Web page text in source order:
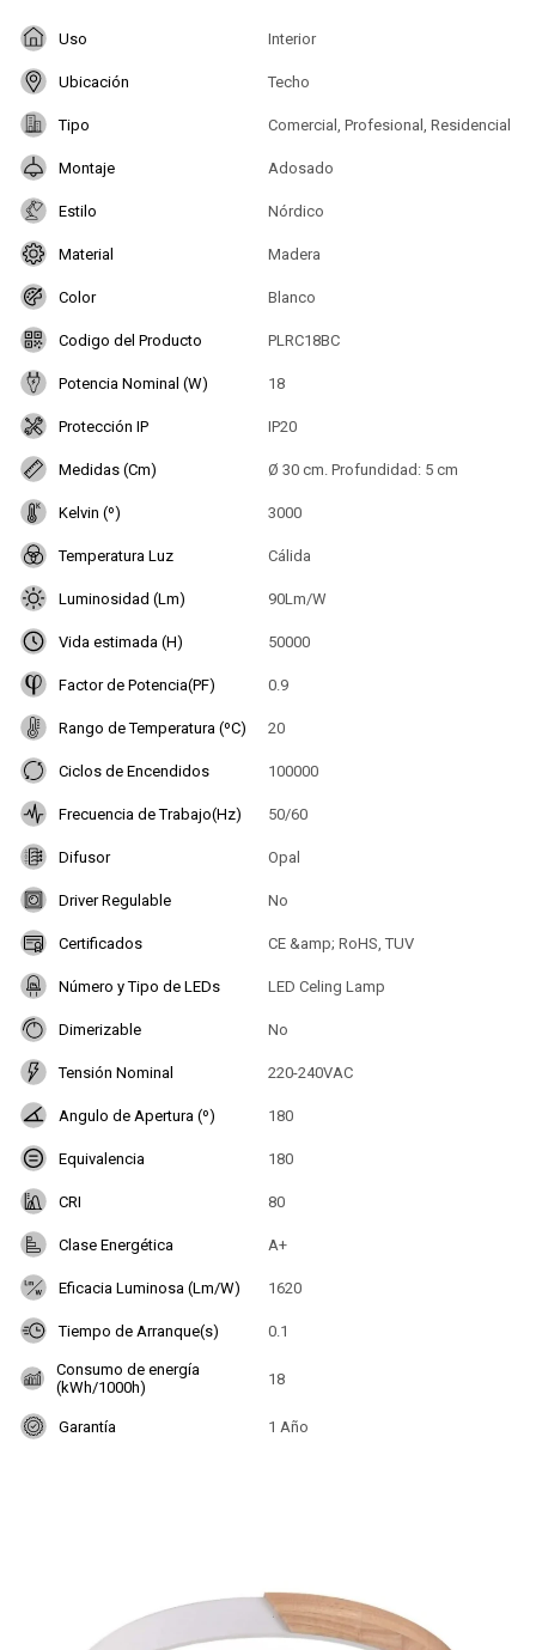
Uso Interior
Ubicación Techo
Tipo Comercial, Profesional, Residencial
Montaje Adosado
Estilo Nórdico
Material Madera
Color Blanco
Codigo del Producto PLRC18BC
Potencia Nominal (W) 18
Protección IP IP20
Medidas (Cm) Ø 30 cm. Profundidad: 5 cm
Kelvin (º) 3000
Temperatura Luz Cálida
Luminosidad (Lm) 90Lm/W
Vida estimada (H) 50000
Factor de Potencia(PF) 0.9
Rango de Temperatura (ºC) 20
Ciclos de Encendidos 100000
Frecuencia de Trabajo(Hz) 50/60
Difusor Opal
Driver Regulable No
Certificados CE &amp; RoHS, TUV
Número y Tipo de LEDs LED Celing Lamp
Dimerizable No
Tensión Nominal 220-240VAC
Angulo de Apertura (º) 180
Equivalencia 180
CRI 80
Clase Energética A+
Eficacia Luminosa (Lm/W) 1620
Tiempo de Arranque(s) 0.1
Consumo de energía
(kWh/1000h)
18
Garantía 1 Año